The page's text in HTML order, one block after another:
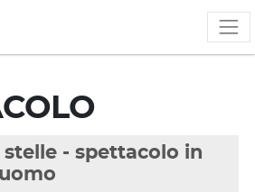
- spettacolo in